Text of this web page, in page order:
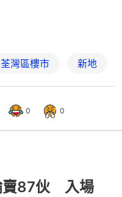
荃灣區樓市 新地
0 0
賣87伙 入場